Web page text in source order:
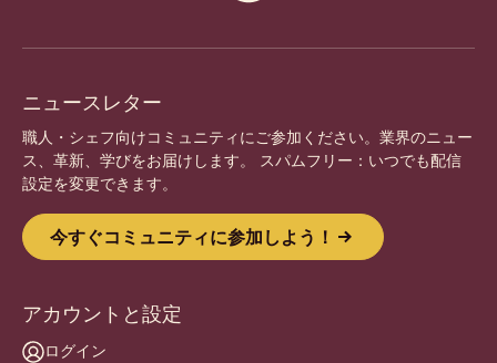
ニュースレター
職人・シェフ向けコミュニティにご参加ください。業界のニュー
ス、革新、学びをお届けします。 スパムフリー：いつでも配信
設定を変更できます。
今すぐコミュニティに参加しよう！
アカウントと設定
ログイン